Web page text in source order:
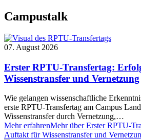
Campustalk
07. August 2026
Erster RPTU-Transfertag:
Wissenstransfer und Vernetzung
Wie gelangen wissenschaftliche
erste RPTU-Transfertag am Campus
Wissenstransfer durch Vernetzung,…
Mehr erfahrenMehr über Erster RPTU-
Auftakt für Wissenstransfer und